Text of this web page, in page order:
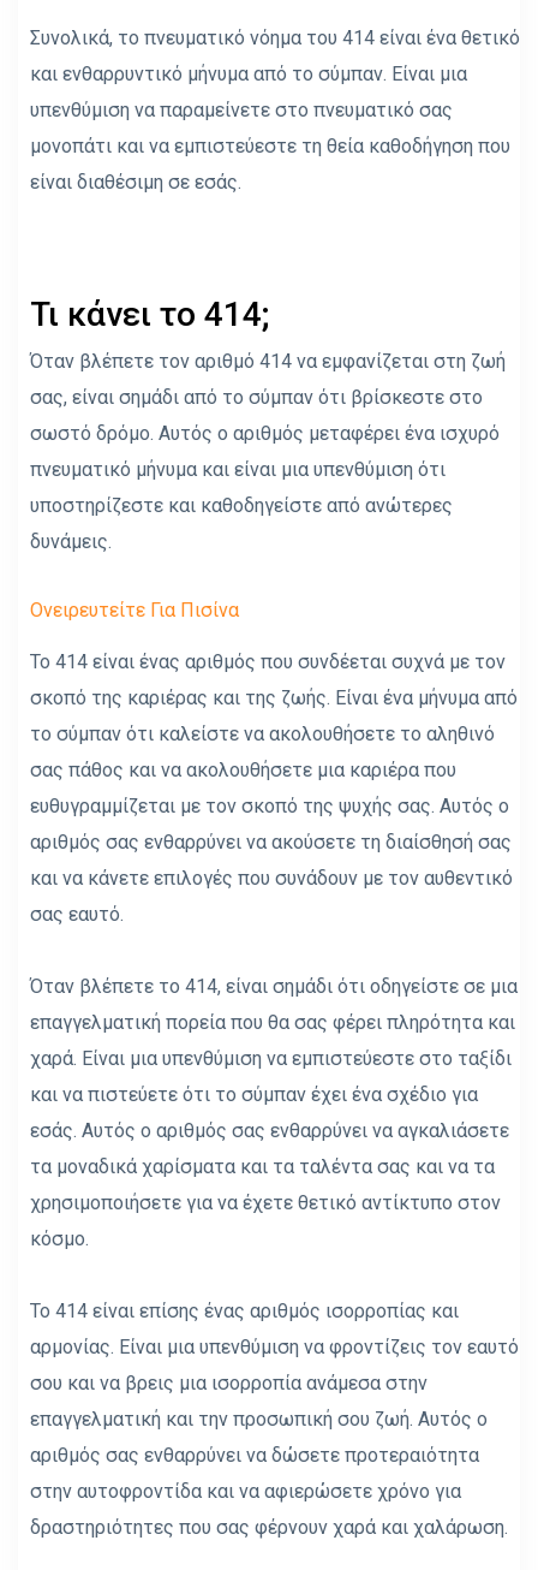
Συνολικά, το πνευματικό νόημα του 414 είναι ένα θετικό
και ενθαρρυντικό μήνυμα από το σύμπαν. Είναι μια
υπενθύμιση να παραμείνετε στο πνευματικό σας
μονοπάτι και να εμπιστεύεστε τη θεία καθοδήγηση που
είναι διαθέσιμη σε εσάς.
Τι κάνει το 414;
Όταν βλέπετε τον αριθμό 414 να εμφανίζεται στη ζωή
σας, είναι σημάδι από το σύμπαν ότι βρίσκεστε στο
σωστό δρόμο. Αυτός ο αριθμός μεταφέρει ένα ισχυρό
πνευματικό μήνυμα και είναι μια υπενθύμιση ότι
υποστηρίζεστε και καθοδηγείστε από ανώτερες
δυνάμεις.
Ονειρευτείτε Για Πισίνα
Το 414 είναι ένας αριθμός που συνδέεται συχνά με τον
σκοπό της καριέρας και της ζωής. Είναι ένα μήνυμα από
το σύμπαν ότι καλείστε να ακολουθήσετε το αληθινό
σας πάθος και να ακολουθήσετε μια καριέρα που
ευθυγραμμίζεται με τον σκοπό της ψυχής σας. Αυτός ο
αριθμός σας ενθαρρύνει να ακούσετε τη διαίσθησή σας
και να κάνετε επιλογές που συνάδουν με τον αυθεντικό
σας εαυτό.
Όταν βλέπετε το 414, είναι σημάδι ότι οδηγείστε σε μια
επαγγελματική πορεία που θα σας φέρει πληρότητα και
χαρά. Είναι μια υπενθύμιση να εμπιστεύεστε στο ταξίδι
και να πιστεύετε ότι το σύμπαν έχει ένα σχέδιο για
εσάς. Αυτός ο αριθμός σας ενθαρρύνει να αγκαλιάσετε
τα μοναδικά χαρίσματα και τα ταλέντα σας και να τα
χρησιμοποιήσετε για να έχετε θετικό αντίκτυπο στον
κόσμο.
Το 414 είναι επίσης ένας αριθμός ισορροπίας και
αρμονίας. Είναι μια υπενθύμιση να φροντίζεις τον εαυτό
σου και να βρεις μια ισορροπία ανάμεσα στην
επαγγελματική και την προσωπική σου ζωή. Αυτός ο
αριθμός σας ενθαρρύνει να δώσετε προτεραιότητα
στην αυτοφροντίδα και να αφιερώσετε χρόνο για
δραστηριότητες που σας φέρνουν χαρά και χαλάρωση.